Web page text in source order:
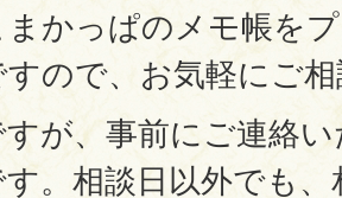
かっぱのメモ帳を
ので、お気軽にご
が、事前にご連絡
。相談日以外でも